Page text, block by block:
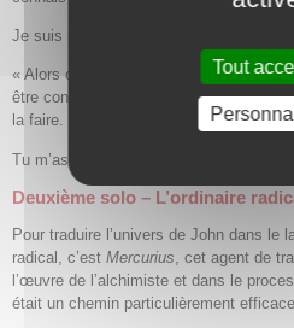
Je suis resté silencieux. « Aucun », ai-je
« Alors c’est de l’énergie gaspillée. Tu
être consacrée à la tâche elle-même,
la faire. »
Tu m’as eu, John.
Deuxième solo – L’ordinaire
Pour traduire l’univers de John dans le
radical, c’est Mercurius, cet agent de
l’œuvre de l’alchimiste et dans le
était un chemin particulièrement
Tout